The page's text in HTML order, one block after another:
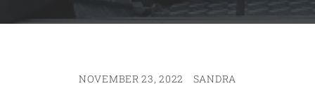
NOVEMBER 23, 2022 SANDRA